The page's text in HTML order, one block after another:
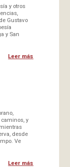
y otros
Gustavo
y San
Leer más
y
desde
Ve
Leer más